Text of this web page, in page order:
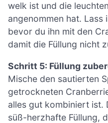
welk ist und die
angenommen hat. Lass
bevor du ihn mit den
damit die Füllung nicht
Schritt 5: Füllung
Mische den sautierten
getrockneten
alles gut kombiniert ist.
süß-herzhafte Füllung,